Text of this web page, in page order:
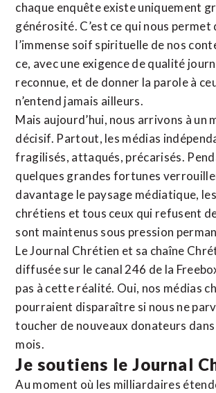
chaque enquête existe uniquement
générosité. C’est ce qui nous permet
l’immense soif spirituelle de nos
ce, avec une exigence de qualité
reconnue, et de donner la parole à
n’entend jamais ailleurs.
Mais aujourd’hui, nous arrivons à un
décisif. Partout, les médias
fragilisés, attaqués, précarisés.
quelques grandes fortunes
davantage le paysage médiatique,
chrétiens et tous ceux qui refusent
sont maintenus sous pression
Le Journal Chrétien et sa chaîne
diffusée sur le canal 246 de la
pas à cette réalité. Oui, nos médias
pourraient disparaître si nous ne
toucher de nouveaux donateurs
mois.
Je soutiens le Journal
Au moment où les milliardaires